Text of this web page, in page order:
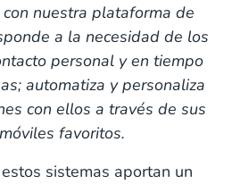
nuestra plataforma de
a la necesidad de los
personal y en tiempo
automatiza y personaliza
con ellos a través de sus
favoritos.
sistemas aportan un